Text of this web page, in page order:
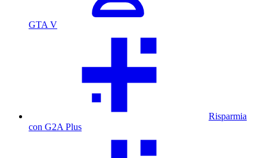
GTA V
Risparmia
con G2A Plus